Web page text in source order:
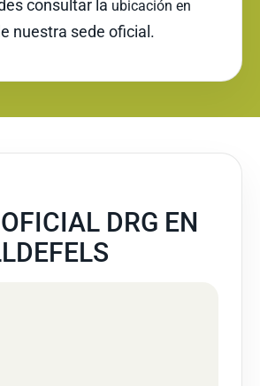
consultar la ubicación en
nuestra sede oficial.
DRG EN